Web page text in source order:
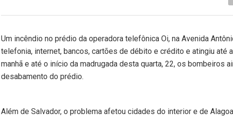
Um incêndio no prédio da operadora telefônica Oi, na Avenida
telefonia, internet, bancos, cartões de débito e crédito e atingiu até
manhã e até o início da madrugada desta quarta, 22, os bombeiros
desabamento do prédio.
Além de Salvador, o problema afetou cidades do interior e de